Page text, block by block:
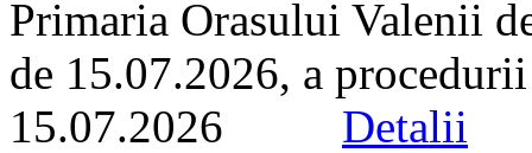
Primaria Orasului Valenii
de 15.07.2026, a
15.07.2026 Detalii